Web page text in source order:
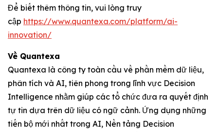
Để biết thêm thông tin, vui lòng truy
cập https://www.quantexa.com/platform/ai-
innovation/
Về Quantexa
Quantexa là công ty toàn cầu về phần mềm dữ liệu,
phân tích và AI, tiên phong trong lĩnh vực Decision
Intelligence nhằm giúp các tổ chức đưa ra quyết định
tự tin dựa trên dữ liệu có ngữ cảnh. Ứng dụng những
tiến bộ mới nhất trong AI, Nền tảng Decision